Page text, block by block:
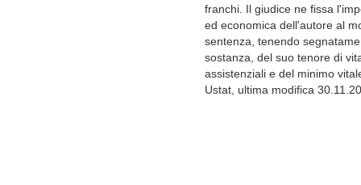
franchi. Il giudice ne fissa
ed economica dell'autore al
sentenza, tenendo
sostanza, del suo tenore di
assistenziali e del minimo
Ustat, ultima modifica